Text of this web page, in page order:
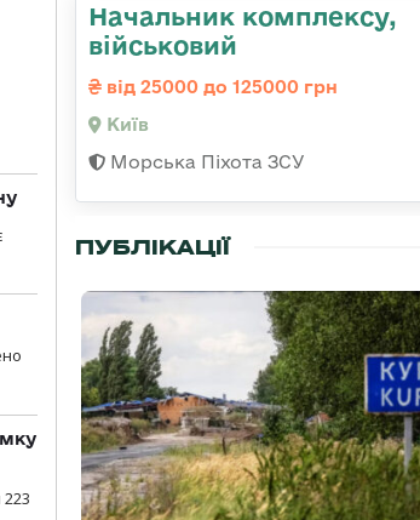
Начальник комплексу,
військовий
від 25000 до 125000 грн
Київ
Морська Піхота ЗСУ
ПУБЛІКАЦІЇ